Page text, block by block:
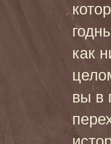
как
вы в